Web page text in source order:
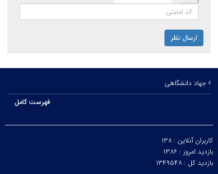
ارسال نظر
جهاد دانشگاهی
فهرست کامل
کاربران آنلاین : ۱۳۸
بازدید امروز : ۱۳۸۶
بازدید کل : ۱۳۴۹۵۴۸